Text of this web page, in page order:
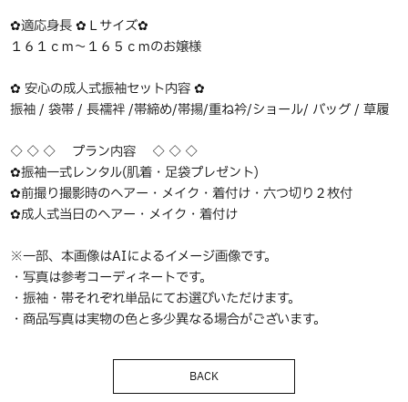
✿適応身長 ✿Ｌサイズ✿
１６１ｃｍ〜１６５ｃｍのお嬢様
✿ 安心の成人式振袖セット内容 ✿
振袖 / 袋帯 / 長襦袢 /帯締め/帯揚/重ね衿/ショール/ バッグ / 草履
◇ ◇ ◇ プラン内容 ◇ ◇ ◇
✿振袖一式レンタル(肌着・足袋プレゼント)
✿前撮り撮影時のヘアー・メイク・着付け・六つ切り２枚付
✿成人式当日のヘアー・メイク・着付け
※一部、本画像はAIによるイメージ画像です。
・写真は参考コーディネートです。
・振袖・帯それぞれ単品にてお選びいただけます。
・商品写真は実物の色と多少異なる場合がございます。
BACK